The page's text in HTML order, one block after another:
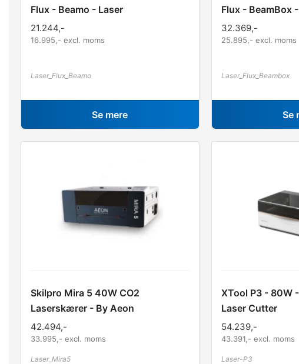
Flux - Beamo - Laser
21.244,-
16.995 ,- excl. moms
Laser_Flux_Beamo
Se mere
Flux - BeamBox
32.369,-
25.895 ,- excl. moms
Laser_Flux_Beambox
Se
Skilpro Mira 5 40W CO2
Laserskærer - By Aeon
42.494,-
33.995 ,- excl. moms
Laser_Mira5
XTool P3 - 80W
Laser Cutter
54.239,-
43.391,- excl. moms
Laser-P3